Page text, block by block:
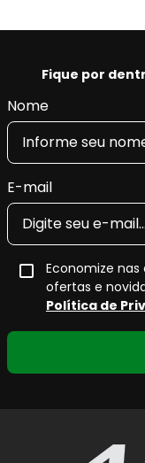
Fique por
Nome
E-mail
Economize
ofertas e
Política de